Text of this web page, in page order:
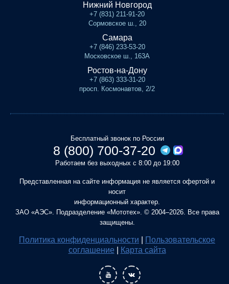
Нижний Новгород
+7 (831) 211-91-20
Сормовское ш., 20
Самара
+7 (846) 233-53-20
Московское ш., 163А
Ростов-на-Дону
+7 (863) 333-31-20
просп. Космонавтов, 2/2
Бесплатный звонок по России
8 (800) 700-37-20
Работаем без выходных с 8:00 до 19:00
Представленная на сайте информация не является офертой и
носит
информационный характер.
ЗАО «АЭС». Подразделение «Мототех». © 2004–2026. Все права
защищены.
Политика конфиденциальности
Пользовательское
соглашение
Карта сайта